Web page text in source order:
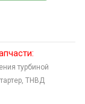
турбиной
ТНВД